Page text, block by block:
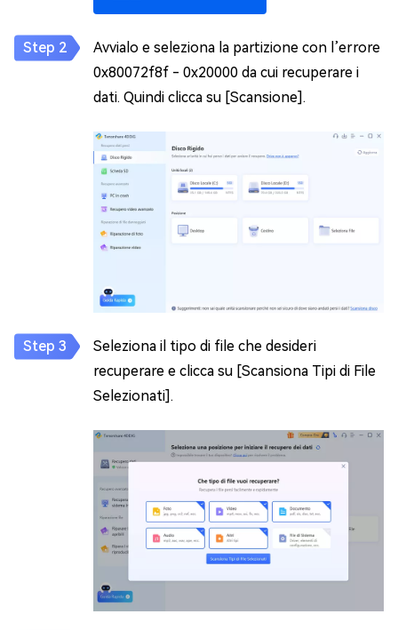
Avvialo e seleziona la partizione con l’errore
0x80072f8f - 0x20000 da cui recuperare i
dati. Quindi clicca su [Scansione].
Seleziona il tipo di file che desideri
recuperare e clicca su [Scansiona Tipi di File
Selezionati].